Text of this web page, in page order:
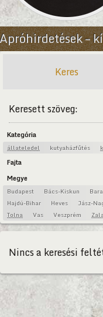
Apróhirdetések –
Keres
Keresett szöveg:
Kategória
állateledel kutyaházfűtés
Fajta
Megye
Budapest Bács-Kiskun
Hajdú-Bihar
Heves Jász-
Tolna
Vas Veszprém
Nincs a keresési